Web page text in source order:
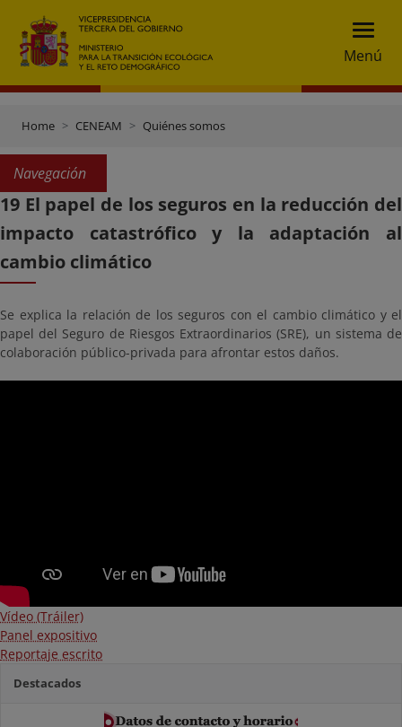
Menú
Home CENEAM Quiénes somos
Navegación
19 El papel de los seguros en la reducción del
impacto catastrófico y la adaptación al
cambio climático
Se explica la relación de los seguros con el cambio climático y el
papel del Seguro de Riesgos Extraordinarios (SRE), un sistema de
colaboración público-privada para afrontar estos daños.
Vídeo (Tráiler)
Panel expositivo
Reportaje escrito
Destacados